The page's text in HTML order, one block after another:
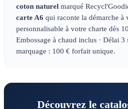
coton naturel marqué
carte A6 qui raconte la démarche à
personnalisable à votre charte dès
Embossage à chaud inclus · Délai 3
marquage : 100 € forfait unique.
Découvrez le